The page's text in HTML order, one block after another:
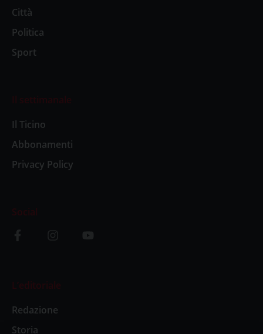
Città
Politica
Sport
Il settimanale
Il Ticino
Abbonamenti
Privacy Policy
Social
L’editoriale
Redazione
Storia